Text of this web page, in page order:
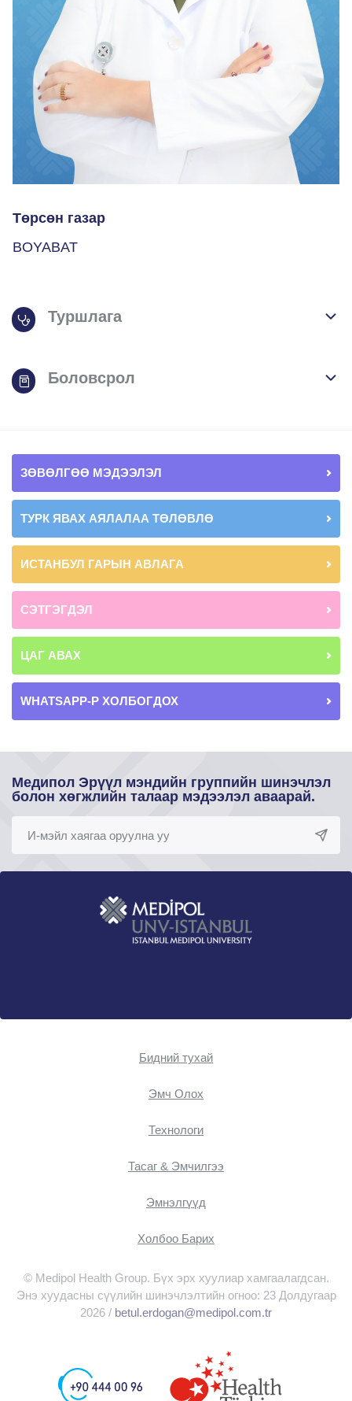
Төрсөн газар
BOYABAT
Туршлага
Боловсрол
ЗӨВӨЛГӨӨ МЭДЭЭЛЭЛ
ТУРК ЯВАХ АЯЛАЛАА ТӨЛӨВЛӨ
ИСТАНБУЛ ГАРЫН АВЛАГА
СЭТГЭГДЭЛ
ЦАГ АВАХ
WHATSAPP-Р ХОЛБОГДОХ
Медипол Эрүүл мэндийн группийн шинэчлэл
болон хөгжлийн талаар мэдээлэл аваарай.
Бидний тухай
Эмч Oлох
Технологи
Тасаг & Эмчилгээ
Эмнэлгүүд
Холбоо Барих
© Medipol Health Group. Бүх эрх хуулиар хамгаалагдсан.
Энэ хуудасны сүүлийн шинэчлэлтийн огноо: 23 Долдугаар
2026 / betul.erdogan@medipol.com.tr